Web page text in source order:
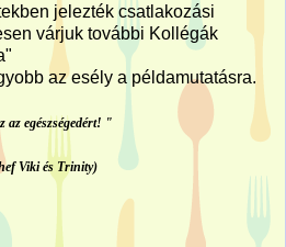
jelezték csatlakozási
várjuk további Kollégák
az esély a példamutatásra.
az egészségedért! "
Viki és Trinity)